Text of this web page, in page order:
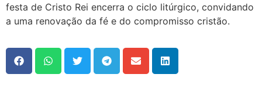
festa de Cristo Rei encerra o ciclo litúrgico, convidando
a uma renovação da fé e do compromisso cristão.